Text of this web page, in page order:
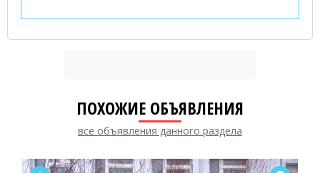
ПОХОЖИЕ ОБЪЯВЛЕНИЯ
все объявления данного раздела